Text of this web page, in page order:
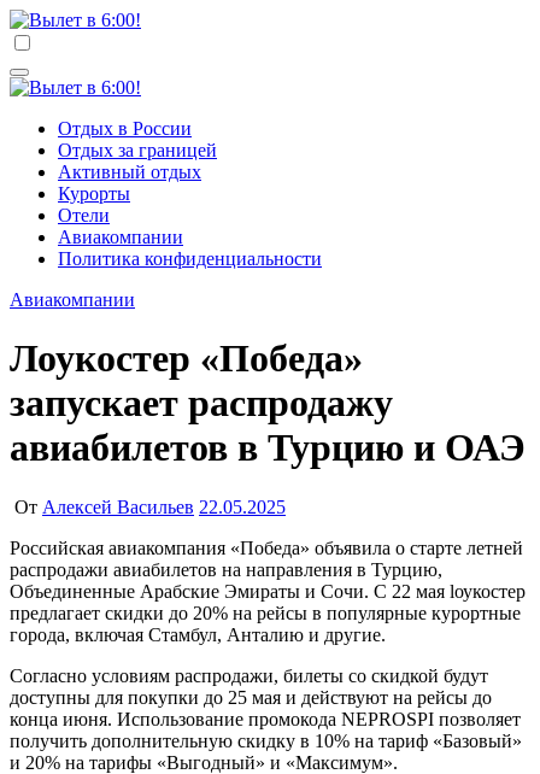
Перейти
к
Генеральный директор: Чернокоз Ольга Валерьевна
Учредитель ООО "Клуб регионов", ИНН 6685155934
Генеральный директор: Чернокоз Ольга Валерьевна
info@gosrf.ru +7 (495) 920-51-49
Отдых в России
Отдых за границей
Активный отдых
Курорты
Отели
Авиакомпании
Политика конфиденциальности
Авиакомпании
Лоукостер «Победа»
запускает распродажу
авиабилетов в Турцию и ОАЭ
От Алексей Васильев 22.05.2025
Российская авиакомпания «Победа» объявила о старте летней
распродажи авиабилетов на направления в Турцию,
Объединенные Арабские Эмираты и Сочи. С 22 мая lоукостер
предлагает скидки до 20% на рейсы в популярные курортные
города, включая Стамбул, Анталию и другие.
Согласно условиям распродажи, билеты со скидкой будут
доступны для покупки до 25 мая и действуют на рейсы до
конца июня. Использование промокода NEPROSPI позволяет
получить дополнительную скидку в 10% на тариф «Базовый»
и 20% на тарифы «Выгодный» и «Максимум».